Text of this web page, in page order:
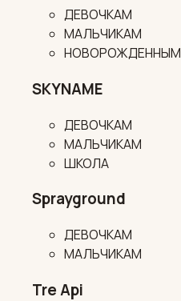
ДЕВОЧКАМ
МАЛЬЧИКАМ
НОВОРОЖДЕННЫМ
SKYNAME
ДЕВОЧКАМ
МАЛЬЧИКАМ
ШКОЛА
Sprayground
ДЕВОЧКАМ
МАЛЬЧИКАМ
Tre Api